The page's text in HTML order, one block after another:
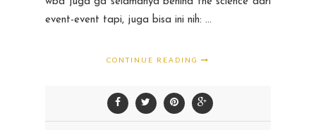
event-event tapi, juga bisa ini nih: ...
CONTINUE READING